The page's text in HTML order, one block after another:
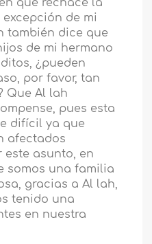
que rechace la
de mi
también dice que
de mi hermano
¿pueden
por favor, tan
Que Al lah
pues esta
difícil ya que
afectados
asunto, en
somos una familia
gracias a Al lah,
tenido una
en nuestra